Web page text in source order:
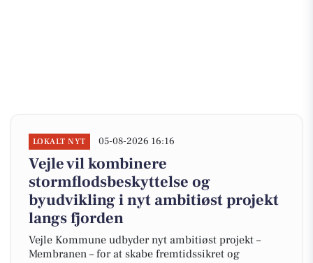
LOKALT NYT 05-08-2026 16:16
Vejle vil kombinere
stormflodsbeskyttelse og
byudvikling i nyt ambitiøst projekt
langs fjorden
Vejle Kommune udbyder nyt ambitiøst projekt –
Membranen – for at skabe fremtidssikret og